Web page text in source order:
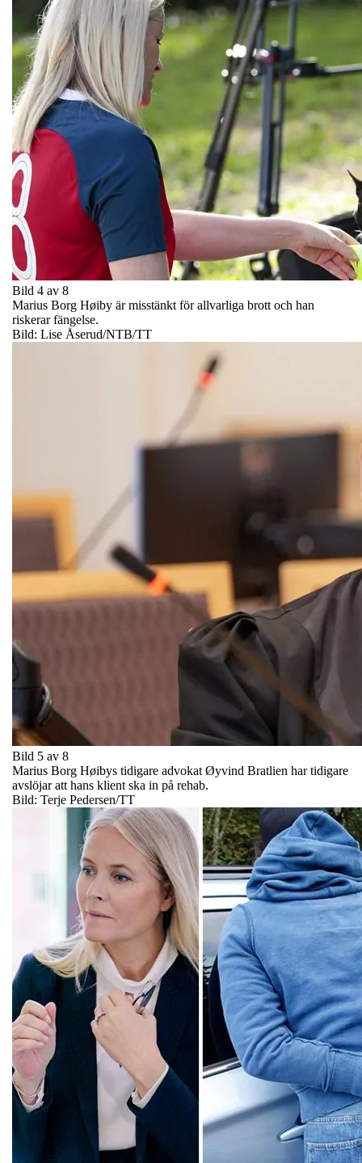
Bild 4 av 8
Marius Borg Høiby är misstänkt för allvarliga brott och han
riskerar fängelse.
Bild: Lise Åserud/NTB/TT
Bild 5 av 8
Marius Borg Høibys tidigare advokat Øyvind Bratlien har tidigare
avslöjar att hans klient ska in på rehab.
Bild: Terje Pedersen/TT